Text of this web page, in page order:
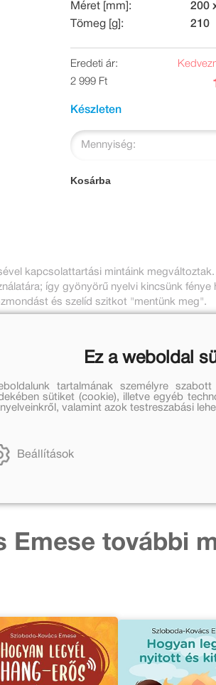
Méret [mm]:
200
Tömeg [g]:
210
Eredeti ár:
2 999 Ft
Készleten
Mennyiség:
Kosárba
kapcsolattartási mintáink
így gyönyörű nyelvi kincsünk fénye
és szelíd szitkot "mentünk meg".
Emese további
Ez a weboldal
tartalmának személyre
sütiket (cookie), illetve egyéb
valamint azok testreszabási
Beállítások